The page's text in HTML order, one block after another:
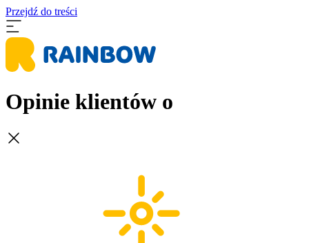
Przejdź do treści
Opinie klientów o